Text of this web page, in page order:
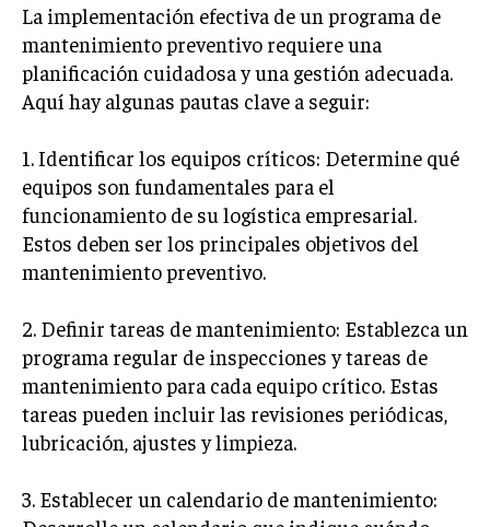
EXPANSIÓN GLOBAL
IMPORTACIÓN Y EXPORTACIÓN
ALIANZAS ESTRATÉGICAS
TECNOLOGIA
SOSTENIBILIDAD Y MEDIO AMBIENTE
GESTIÓN DE LA INNOVACIÓN TECNOLÓGICA
TRANSFORMACIÓN DIGITAL
CIBERSEGURIDAD EMPRESARIAL
ESTRATEGIA
EMPRESAS FAMILIARES Y SUCESIÓN
NEGOCIACIÓN Y RESOLUCIÓN DE CONFLICTOS
La implementación efectiva de un programa de
mantenimiento preventivo requiere una
planificación cuidadosa y una gestión adecuada.
Aquí hay algunas pautas clave a seguir:
1. Identificar los equipos críticos: Determine qué
equipos son fundamentales para el
funcionamiento de su logística empresarial.
Estos deben ser los principales objetivos del
mantenimiento preventivo.
2. Definir tareas de mantenimiento: Establezca un
programa regular de inspecciones y tareas de
mantenimiento para cada equipo crítico. Estas
tareas pueden incluir las revisiones periódicas,
lubricación, ajustes y limpieza.
3. Establecer un calendario de mantenimiento: